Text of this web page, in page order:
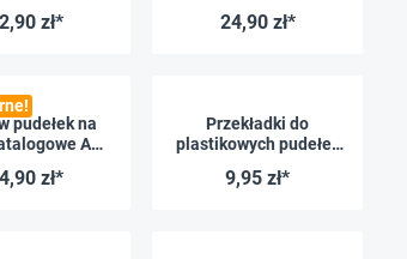
zł* 24,90 zł*
pudełek na
A8,
5 szt.
zł*
Przekładki do
plastikowych pudełek
szt.
9,95 zł*